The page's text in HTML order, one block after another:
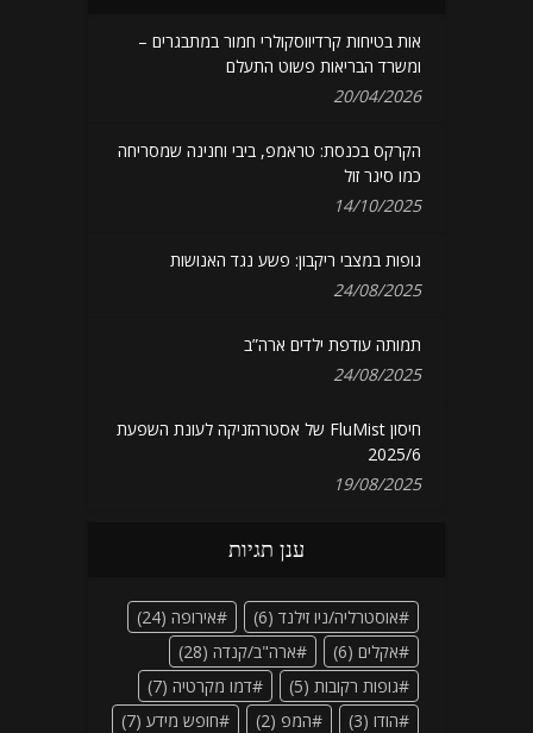
אות בטיחות קרדיווסקולרי חמור במתבגרים –
ומשרד הבריאות פשוט התעלם
20/04/2026
הקרקס בכנסת: טראמפ, ביבי וחנינה שמסריחה
כמו סיגר זול
14/10/2025
גופות במצבי ריקבון: פשע נגד האנושות
24/08/2025
תמותה עודפת ילדים ארה”ב
24/08/2025
חיסון FluMist של אסטרהזניקה לעונת השפעת
2025/6
19/08/2025
ענן תגיות
אוסטרליה/ניו זילנד (6) אירופה (24)
אקלים (6) ארה"ב/קנדה (28)
גופות רקובות (5) דמו מקרטיה (7)
הודו (3) המפ (2) חופש מידע (7)